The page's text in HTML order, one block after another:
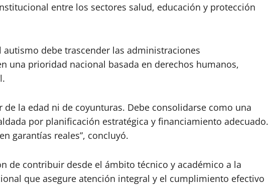
entre los sectores salud, educación y protección
autismo debe trascender las administraciones
una prioridad nacional basada en derechos humanos,
de la edad ni de coyunturas. Debe consolidarse como una
por planificación estratégica y financiamiento adecuado.
garantías reales”, concluyó.
de contribuir desde el ámbito técnico y académico a la
que asegure atención integral y el cumplimiento efectivo